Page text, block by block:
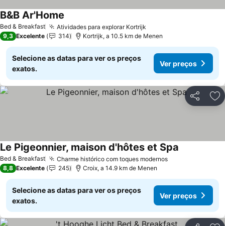
Bed & Breakfast Atividades para explorar Kortrijk
B&B Ar'Home
9,3 Excelente 314 Kortrijk, a 10.5 km de Menen
Selecione as datas para ver os preços
exatos.
Ver preços
Partilhar
Bed & Breakfast Charme histórico com toques modernosVer preços
Le Pigeonnier, maison d'hôtes et Spa
8,8 Excelente 245 Croix, a 14.9 km de Menen
Selecione as datas para ver os preços
exatos.
Ver preços